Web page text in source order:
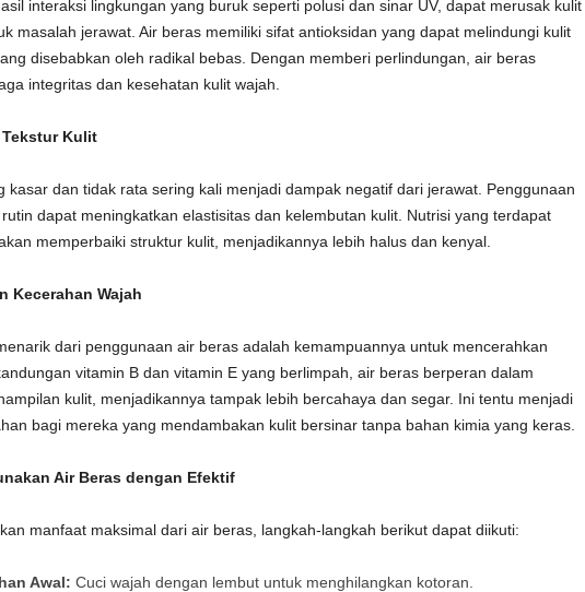
interaksi lingkungan yang buruk seperti polusi dan sinar UV, dapat merusak kulit
masalah jerawat. Air beras memiliki sifat antioksidan yang dapat melindungi kulit
disebabkan oleh radikal bebas. Dengan memberi perlindungan, air beras
integritas dan kesehatan kulit wajah.
Kulit
kasar dan tidak rata sering kali menjadi dampak negatif dari jerawat. Penggunaan
dapat meningkatkan elastisitas dan kelembutan kulit. Nutrisi yang terdapat
memperbaiki struktur kulit, menjadikannya lebih halus dan kenyal.
Kecerahan Wajah
dari penggunaan air beras adalah kemampuannya untuk mencerahkan
vitamin B dan vitamin E yang berlimpah, air beras berperan dalam
kulit, menjadikannya tampak lebih bercahaya dan segar. Ini tentu menjadi
bagi mereka yang mendambakan kulit bersinar tanpa bahan kimia yang keras.
Air Beras dengan Efektif
manfaat maksimal dari air beras, langkah-langkah berikut dapat diikuti:
Awal: Cuci wajah dengan lembut untuk menghilangkan kotoran.